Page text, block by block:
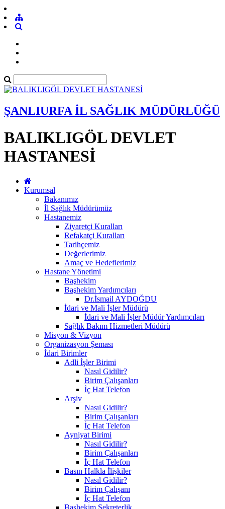
ŞANLIURFA İL SAĞLIK MÜDÜRLÜĞÜ
BALIKLIGÖL DEVLET
HASTANESİ
Kurumsal
Bakanımız
İl Sağlık Müdürümüz
Hastanemiz
Ziyaretçi Kuralları
Refakatçi Kuralları
Tarihçemiz
Değerlerimiz
Amaç ve Hedeflerimiz
Hastane Yönetimi
Başhekim
Başhekim Yardımcıları
Dr.İsmail AYDOĞDU
İdari ve Mali İşler Müdürü
İdari ve Mali İşler Müdür Yardımcıları
Sağlık Bakım Hizmetleri Müdürü
Misyon & Vizyon
Organizasyon Şeması
İdari Birimler
Adli İşler Birimi
Nasıl Gidilir?
Birim Çalışanları
İç Hat Telefon
Arşiv
Nasıl Gidilir?
Birim Çalışanları
İç Hat Telefon
Ayniyat Birimi
Nasıl Gidilir?
Birim Çalışanları
İç Hat Telefon
Basın Halkla İlişkiler
Nasıl Gidilir?
Birim Çalışanı
İç Hat Telefon
Başhekim Sekreterlik